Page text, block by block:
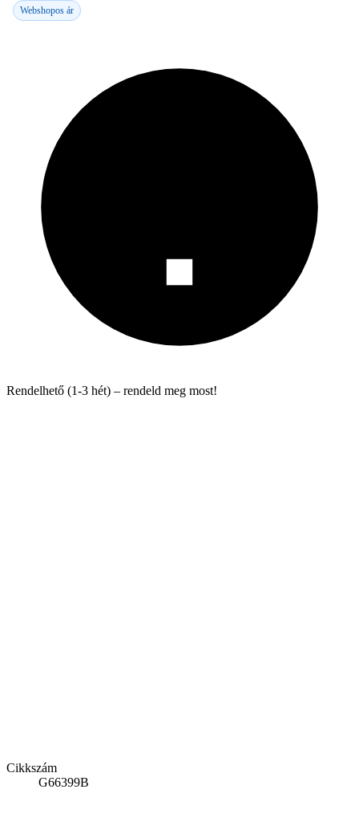
Webshopos ár
Rendelhető (1-3 hét) – rendeld meg most!
Cikkszám
G66399B